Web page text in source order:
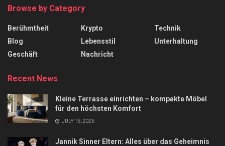
Browse by Category
Berühmtheit
Blog
Geschäft
Krypto
Lebensstil
Nachricht
Technik
Unterhaltung
Recent News
Kleine Terrasse einrichten – kompakte Möbel
für den höchsten Komfort
JULY 16, 2026
Jannik Sinner Eltern: Alles über das Geheimnis